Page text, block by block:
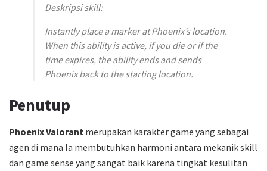
Deskripsi skill:
Instantly place a marker at Phoenix’s location.
When this ability is active, if you die or if the
time expires, the ability ends and sends
Phoenix back to the starting location.
Penutup
Phoenix Valorant merupakan karakter game yang sebagai
agen di mana Ia membutuhkan harmoni antara mekanik skill
dan game sense yang sangat baik karena tingkat kesulitan